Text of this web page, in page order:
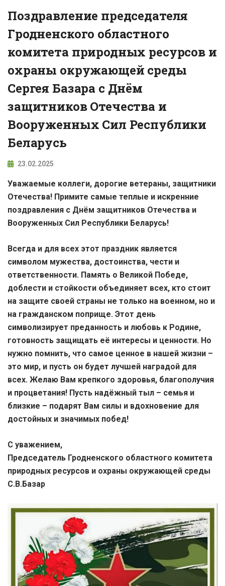
Поздравление председателя
Гродненского областного
комитета природных ресурсов и
охраны окружающей среды
Сергея Базара с Днём
защитников Отечества и
Вооруженных Сил Республики
Беларусь
23.02.2025
Уважаемые коллеги, дорогие ветераны, защитники
Отечества! Примите самые теплые и искренние
поздравления с Днём защитников Отечества и
Вооруженных Сил Республики Беларусь!
Всегда и для всех этот праздник является
символом мужества, достоинства, чести и
ответственности. Память о Великой Победе,
доблести и стойкости объединяет всех, кто стоит
на защите своей страны не только на военном, но и
на гражданском поприще. Этот день
символизирует преданность и любовь к Родине,
готовность защищать её интересы и ценности. Но
нужно помнить, что самое ценное в нашей жизни –
это мир, и пусть он будет лучшей наградой для
всех. Желаю Вам крепкого здоровья, благополучия
и процветания! Пусть надёжный тыл – семья и
близкие – подарят Вам силы и вдохновение для
достойных и значимых побед!
С уважением,
Председатель Гродненского областного комитета
природных ресурсов и охраны окружающей среды
С.В.Базар